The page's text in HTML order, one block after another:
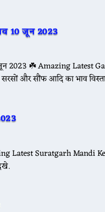
10 जून 2023
2023 ☘️ Amazing Latest
सरसों और सौंफ आदि का भाव
Suratgarh Mandi Ke